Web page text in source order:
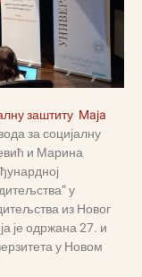
заштиту Maja
за социјалну
и Марина
у
из Новог
је одржана 27. и
у Новом